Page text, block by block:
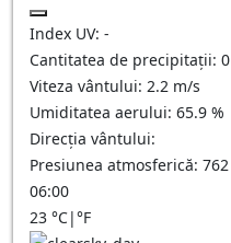
Index UV: -
Cantitatea de precipitații: 0
Viteza vântului: 2.2 m/s
Umiditatea aerului: 65.9 %
Direcția vântului:
Presiunea atmosferică: 762
06:00
23 °C|°F